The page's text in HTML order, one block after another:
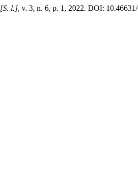
[S. l.], v. 3, n. 6, p. 1, 2022. DOI: